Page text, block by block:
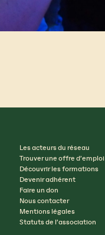
Les acteurs du réseau
Trouver une offre d’emploi
Découvrir les formations
Devenir adhérent
Faire un don
Nous contacter
Mentions légales
Statuts de l’association